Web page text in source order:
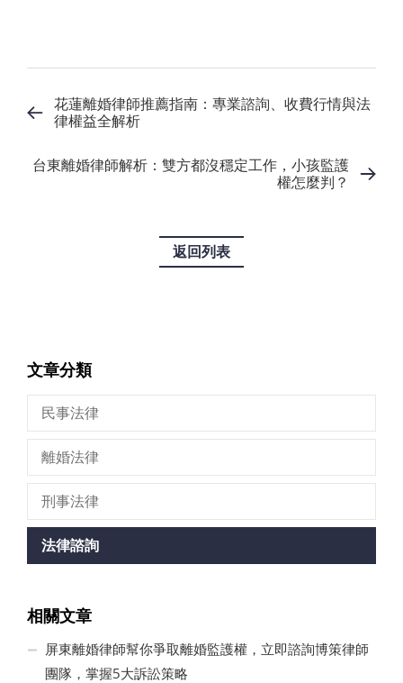
花蓮離婚律師推薦指南：專業諮詢、收費行情與法
律權益全解析
台東離婚律師解析：雙方都沒穩定工作，小孩監護
權怎麼判？
返回列表
文章分類
民事法律
離婚法律
刑事法律
法律諮詢
相關文章
屏東離婚律師幫你爭取離婚監護權，立即諮詢博策律師
團隊，掌握5大訴訟策略